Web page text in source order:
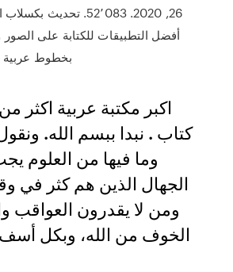
26, 2020. 52٬083. تحديث
أفضل التطبيقات للكتابة على
بخطوط عربية
كتاب . نبدا ببسم الله.
وما فيها من العلوم
الجهال الذين هم كثر في
ومن لا يقدرون العواقب
الخوف من الله، وبكل أسف